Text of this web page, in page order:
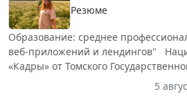
Резюме
Образование: среднее
веб-приложений и лендингов"
«Кадры» от Томского
5